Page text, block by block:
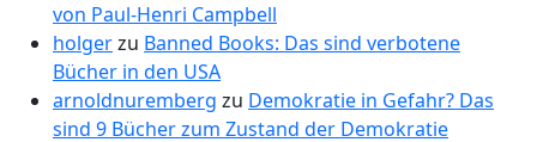
von Paul-Henri Campbell
holgerzu Banned Books: Das sind verbotene
Bücher in den USA
arnoldnuremberg zu Demokratie in Gefahr? Das
sind 9 Bücher zum Zustand der Demokratie